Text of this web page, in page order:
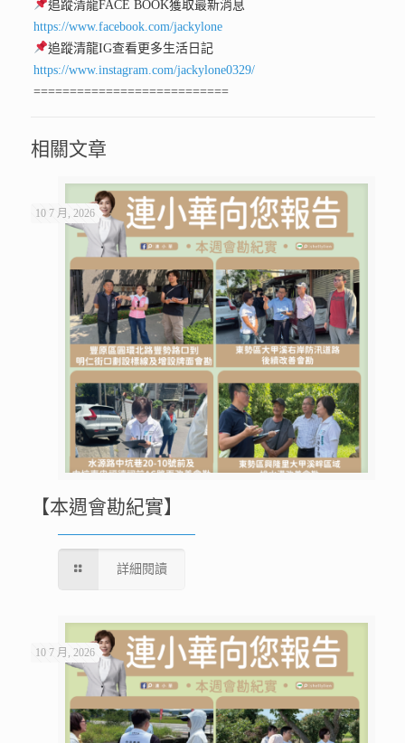
追蹤清龍FACE BOOK獲取最新消息
https://www.facebook.com/jackylone
追蹤清龍IG查看更多生活日記
https://www.instagram.com/jackylone0329/
===========================
相關文章
10 7 月, 2026
【本週會勘紀實】
詳細閱讀
10 7 月, 2026